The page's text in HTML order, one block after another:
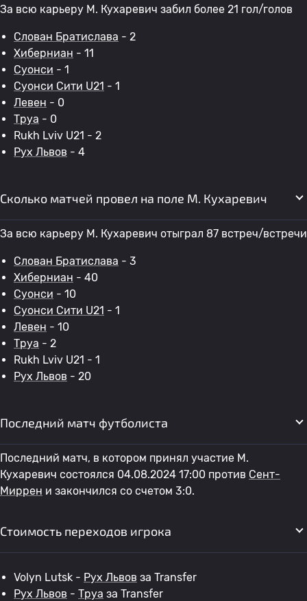
За всю карьеру М. Кухаревич забил более 21 гол/голов
Слован Братислава - 2
Хиберниан - 11
Суонси - 1
Суонси Сити U21 - 1
Левен - 0
Труа - 0
Rukh Lviv U21 - 2
Рух Львов - 4
Сколько матчей провел на поле М. Кухаревич
За всю карьеру М. Кухаревич отыграл 87 встреч/встречи
Слован Братислава - 3
Хиберниан - 40
Суонси - 10
Суонси Сити U21 - 1
Левен - 10
Труа - 2
Rukh Lviv U21 - 1
Рух Львов - 20
Последний матч футболиста
Последний матч, в котором принял участие М.
Кухаревич состоялся 04.08.2024 17:00 против Сент-
Миррен и закончился со счетом 3:0.
Стоимость переходов игрока
Volyn Lutsk - Рух Львов за Transfer
Рух Львов - Труа за Transfer